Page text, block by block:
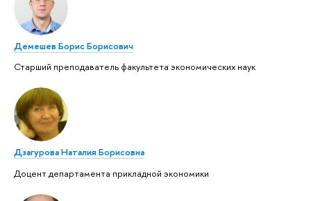
Демешев Борис Борисович
Старший преподаватель факультета экономических наук
Дзагурова Наталия Борисовна
Доцент департамента прикладной экономики